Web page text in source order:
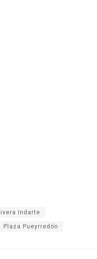
Indarte
Plaza Pueyrredón